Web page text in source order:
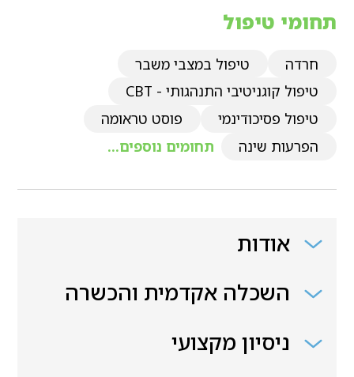
תחומי טיפול
חרדה
טיפול במצבי משבר
טיפול קוגניטיבי התנהגותי - CBT
טיפול פסיכודינמי
פוסט טראומה
הפרעות שינה
תחומים נוספים...
אודות
השכלה אקדמית והכשרה
ניסיון מקצועי